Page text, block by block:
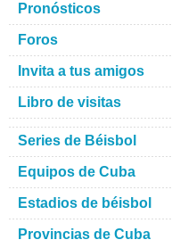
Pronósticos
Foros
Invita a tus amigos
Libro de visitas
Series de Béisbol
Equipos de Cuba
Estadios de béisbol
Provincias de Cuba